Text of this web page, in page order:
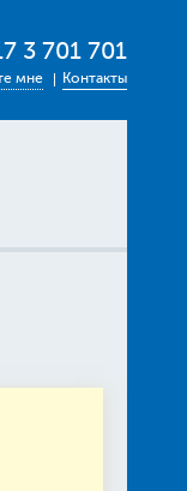
3 701 701
мне Контакты